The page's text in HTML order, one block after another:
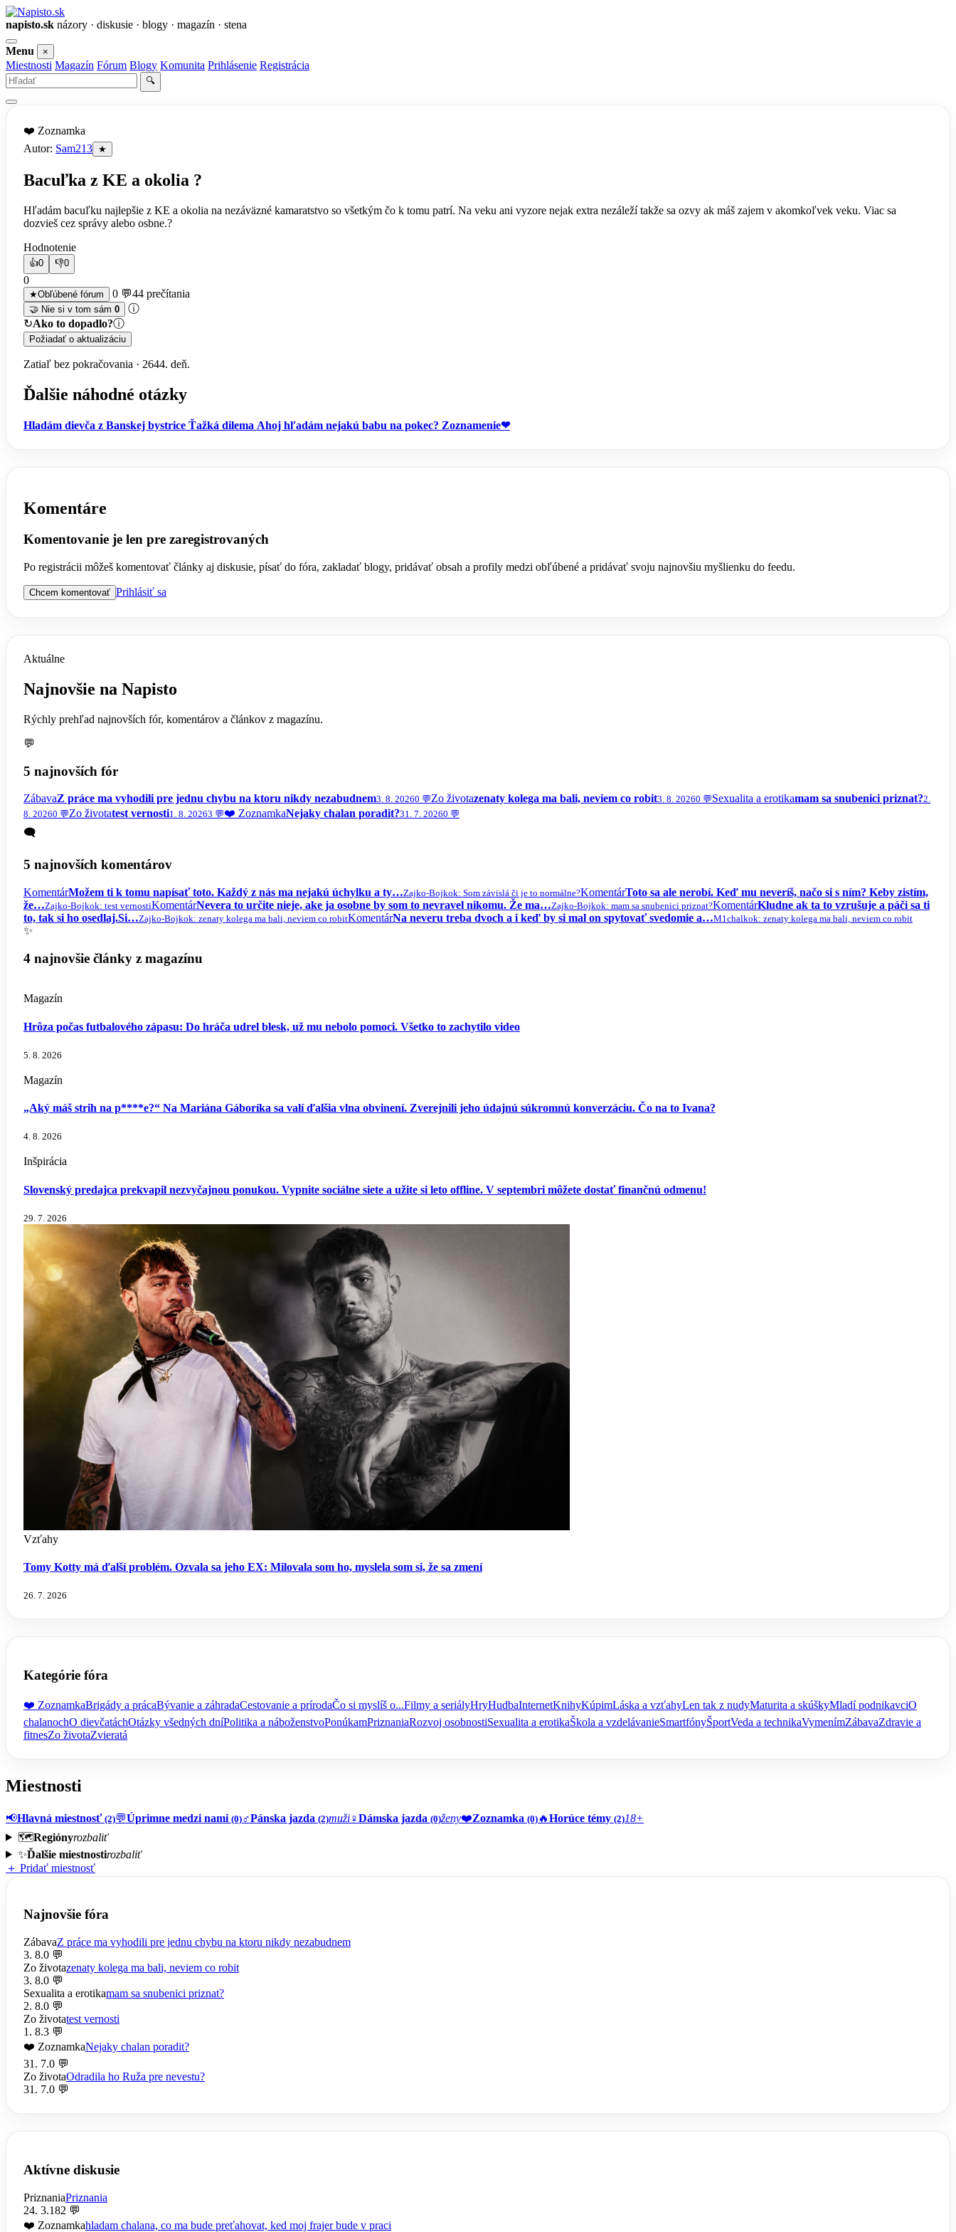
napisto.sk názory · diskusie · blogy · magazín · stena
Otvoriť
menu
Menu ×
Miestnosti Magazín Fórum Blogy Komunita Prihlásenie Registrácia
Vyhľadať
🔍
❤️ Zoznamka
Autor: Sam213 ★
Bacuľka z KE a okolia ?
Hľadám bacuľku najlepšie z KE a okolia na nezáväzné kamaratstvo so všetkým čo k tomu patrí. Na veku ani vyzore nejak extra nezáleží takže sa ozvy ak máš zajem v akomkoľvek veku. Viac sa
dozvieš cez správy alebo osbne.?
Hodnotenie
👍0 👎0
0
★Obľúbené fórum 0 💬44 prečítania
🤝 Nie si v tom sám 0
ⓘ
↻Ako to dopadlo?ⓘ
Požiadať o aktualizáciu
Zatiaľ bez pokračovania · 2644. deň.
Ďalšie náhodné otázky
Hladám dievča z Banskej bystrice Ťažká dilema Ahoj hľadám nejakú babu na pokec? Zoznamenie❤
Komentáre
Komentovanie je len pre zaregistrovaných
Po registrácii môžeš komentovať články aj diskusie, písať do fóra, zakladať blogy, pridávať obsah a profily medzi obľúbené a pridávať svoju najnovšiu myšlienku do feedu.
Chcem komentovať Prihlásiť sa
Aktuálne
Najnovšie na Napisto
Rýchly prehľad najnovších fór, komentárov a článkov z magazínu.
💬
5 najnovších fór
ZábavaZ práce ma vyhodili pre jednu chybu na ktoru nikdy nezabudnem3. 8. 20260 💬Zo životazenaty kolega ma bali, neviem co robit3. 8. 20260 💬Sexualita a erotikamam sa snubenici priznat?2.
8. 20260 💬Zo životatest vernosti1. 8. 20263 💬❤️ ZoznamkaNejaky chalan poradit?31. 7. 20260 💬
🗨️
5 najnovších komentárov
KomentárMožem ti k tomu napísať toto. Každý z nás ma nejakú úchylku a ty…Zajko-Bojkok: Som závislá či je to normálne?KomentárToto sa ale nerobí. Keď mu neveríš, načo si s ním? Keby zistím,
že…Zajko-Bojkok: test vernostiKomentárNevera to určite nieje, ake ja osobne by som to nevravel nikomu. Že ma…Zajko-Bojkok: mam sa snubenici priznat?KomentárKludne ak ta to vzrušuje a páči sa ti
to, tak si ho osedlaj.Si…Zajko-Bojkok: zenaty kolega ma bali, neviem co robitKomentárNa neveru treba dvoch a i keď by si mal on spytovať svedomie a…M1chalkok: zenaty kolega ma bali, neviem co robit
✨
4 najnovšie články z magazínu
Magazín
Hrôza počas futbalového zápasu: Do hráča udrel blesk, už mu nebolo pomoci. Všetko to zachytilo video
5. 8. 2026
Magazín
„Aký máš strih na p****e?“ Na Mariána Gáboríka sa valí ďalšia vlna obvinení. Zverejnili jeho údajnú súkromnú konverzáciu. Čo na to Ivana?
4. 8. 2026
Inšpirácia
Slovenský predajca prekvapil nezvyčajnou ponukou. Vypnite sociálne siete a užite si leto offline. V septembri môžete dostať finančnú odmenu!
29. 7. 2026
Vzťahy
Tomy Kotty má ďalší problém. Ozvala sa jeho EX: Milovala som ho, myslela som si, že sa zmení
26. 7. 2026
Kategórie fóra
❤️ ZoznamkaBrigády a prácaBývanie a záhradaCestovanie a prírodaČo si myslíš o...Filmy a seriályHryHudbaInternetKnihyKúpimLáska a vzťahyLen tak z nudyMaturita a skúškyMladí podnikavciO
chalanochO dievčatáchOtázky všedných dníPolitika a náboženstvoPonúkamPriznaniaRozvoj osobnostiSexualita a erotikaŠkola a vzdelávanieSmartfónyŠportVeda a technikaVymenímZábavaZdravie a
fitnesZo životaZvieratá
Miestnosti
📢Hlavná miestnosť (2)💬Úprimne medzi nami (0)♂️Pánska jazda (2)muži♀️Dámska jazda (0)ženy❤️Zoznamka (0) 🔥Horúce témy (2)18+
🗺️Regiónyrozbaliť
✨Ďalšie miestnostirozbaliť
＋ Pridať miestnosť
Najnovšie fóra
ZábavaZ práce ma vyhodili pre jednu chybu na ktoru nikdy nezabudnem
3. 8.0 💬
Zo životazenaty kolega ma bali, neviem co robit
3. 8.0 💬
Sexualita a erotikamam sa snubenici priznat?
2. 8.0 💬
Zo životatest vernosti
1. 8.3 💬
❤️ ZoznamkaNejaky chalan poradit?
31. 7.0 💬
Zo životaOdradila ho Ruža pre nevestu?
31. 7.0 💬
Aktívne diskusie
PriznaniaPriznania
24. 3.182 💬
❤️ Zoznamkahladam chalana, co ma bude preťahovat, ked moj frajer bude v praci